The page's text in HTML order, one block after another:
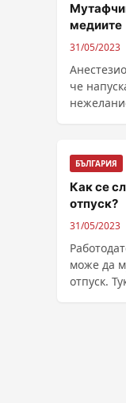
медиите
31/05/2023
че
БЪЛГАРИЯ
Как се
отпуск?
31/05/2023
може да
отпуск.